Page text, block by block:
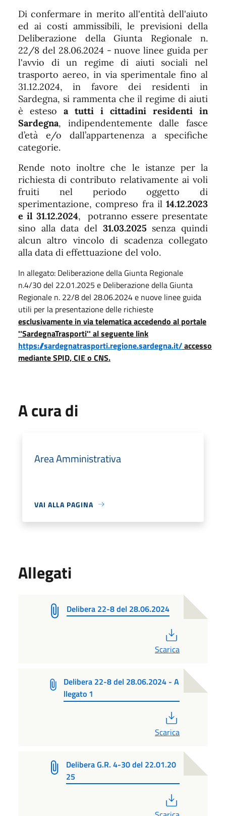
Di confermare in merito all'entità dell'aiuto
ed ai costi ammissibili, le previsioni della
Deliberazione della Giunta Regionale n.
22/8 del 28.06.2024 - nuove linee guida per
l'avvio di un regime di aiuti sociali nel
trasporto aereo, in via sperimentale fino al
31.12.2024, in favore dei residenti in
Sardegna, si rammenta che il regime di aiuti
è esteso a tutti i cittadini residenti in
Sardegna, indipendentemente dalle fasce
d’età e/o dall’appartenenza a specifiche
categorie.
Rende noto inoltre che le istanze per la
richiesta di contributo relativamente ai voli
fruiti nel periodo oggetto di
sperimentazione, compreso fra il 14.12.2023
e il 31.12.2024, potranno essere presentate
sino alla data del 31.03.2025 senza quindi
alcun altro vincolo di scadenza collegato
alla data di effettuazione del volo.
In allegato: Deliberazione della Giunta Regionale
n.4/30 del 22.01.2025 e Deliberazione della Giunta
Regionale n. 22/8 del 28.06.2024 e nuove linee guida
utili per la presentazione delle richieste
esclusivamente in via telematica accedendo al portale
''SardegnaTrasporti'' al seguente link
https://sardegnatrasporti.regione.sardegna.it/accesso
mediante SPID, CIE o CNS.
A cura di
Area Amministrativa
VAI ALLA PAGINA
Allegati
Delibera 22-8 del 28.06.2024
Scarica
Delibera 22-8 del 28.06.2024 - A
llegato 1
Scarica
Delibera G.R. 4-30 del 22.01.20
25